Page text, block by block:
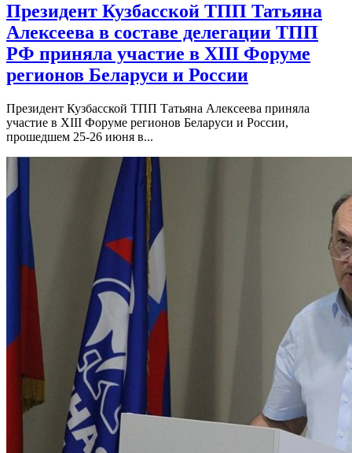
Президент Кузбасской ТПП Татьяна
Алексеева в составе делегации ТПП
РФ приняла участие в XIII Форуме
регионов Беларуси и России
Президент Кузбасской ТПП Татьяна Алексеева приняла
участие в XIII Форуме регионов Беларуси и России,
прошедшем 25-26 июня в...